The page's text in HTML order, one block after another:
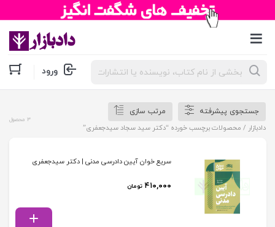
جستجوی
محصولات ورود
جستجوی پیشرفته
مرتب سازی
دادبازار / محصولات برچسب خورده “دکتر سید سجاد سیدجعفری”
3 محصول
سریع خوان آیین دادرسی مدنی | دکتر سیدجعفری
۴۱۰,۰۰۰ تومان